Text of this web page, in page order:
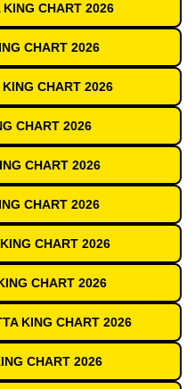
KING CHART 2026
CHART 2026
CHART 2026
CHART 2026
CHART 2026
CHART 2026
CHART 2026
CHART 2026
KING CHART 2026
CHART 2026